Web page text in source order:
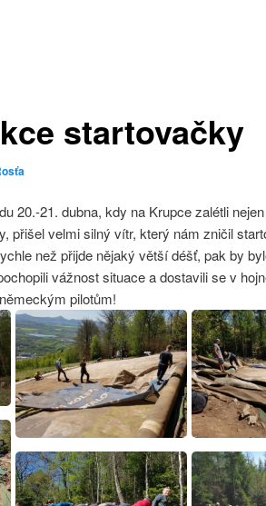
startovačky
20.-21. dubna, kdy na Krupce zalétli
přišel velmi silný vítr, který nám zničil
než přijde nějaký větší déšť, pak by
vážnost situace a dostavili se v
pilotům!